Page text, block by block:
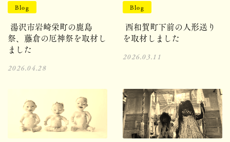
Blog
湯沢市岩崎栄町の鹿島
祭、藤倉の厄神祭を取材し
ました
2026.04.28
Blog
西和賀町下前の人形送り
を取材しました
2026.03.11